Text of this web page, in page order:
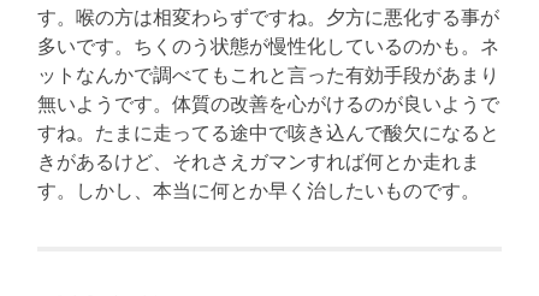
す。喉の方は相変わらずですね。夕方に悪化する事が
多いです。ちくのう状態が慢性化しているのかも。ネ
ットなんかで調べてもこれと言った有効手段があまり
無いようです。体質の改善を心がけるのが良いようで
すね。たまに走ってる途中で咳き込んで酸欠になると
きがあるけど、それさえガマンすれば何とか走れま
す。しかし、本当に何とか早く治したいものです。